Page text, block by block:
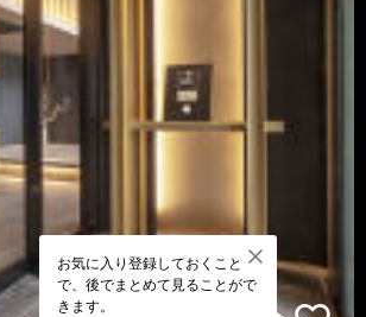
お気に入り登録しておくこと
で、後でまとめて見ることがで
きます。